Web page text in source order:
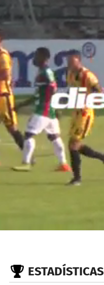
ESTADÍSTICAS